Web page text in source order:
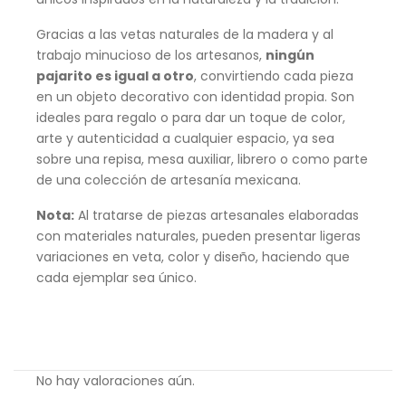
Gracias a las vetas naturales de la madera y al
trabajo minucioso de los artesanos, ningún
pajarito es igual a otro, convirtiendo cada pieza
en un objeto decorativo con identidad propia. Son
ideales para regalo o para dar un toque de color,
arte y autenticidad a cualquier espacio, ya sea
sobre una repisa, mesa auxiliar, librero o como parte
de una colección de artesanía mexicana.
Nota: Al tratarse de piezas artesanales elaboradas
con materiales naturales, pueden presentar ligeras
variaciones en veta, color y diseño, haciendo que
cada ejemplar sea único.
No hay valoraciones aún.